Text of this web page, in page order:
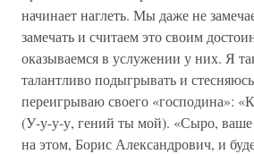
начинает наглеть. Мы даже не
замечать и считаем это своим
оказываемся в услужении у них. Я
талантливо подыгрывать и
переигрываю своего «господина»:
(У-у-у-у, гений ты мой). «Сыро,
на этом, Борис Александрович, и